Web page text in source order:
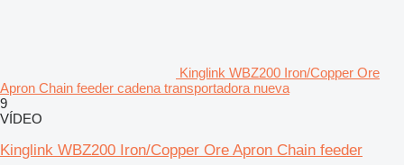
Kinglink WBZ200 Iron/Copper Ore
Apron Chain feeder cadena transportadora nueva
9
VÍDEO
Kinglink WBZ200 Iron/Copper Ore Apron Chain feeder